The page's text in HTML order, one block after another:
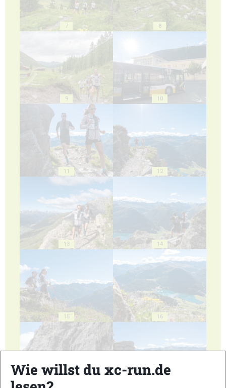
7 8
9 10
11 12
13 14
15 16
Wie willst du xc-run.de